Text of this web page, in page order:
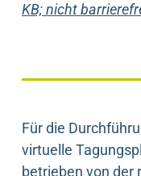
KB; nicht
Für die
virtuelle
betrieben von der